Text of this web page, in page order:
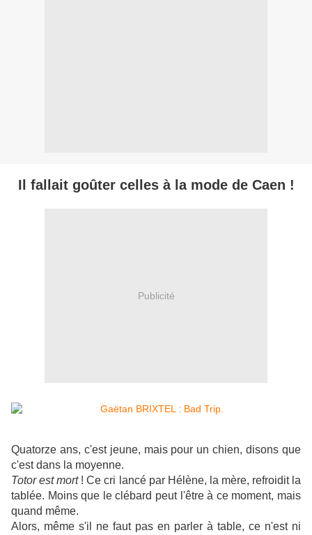
Il fallait goûter celles à la mode de Caen !
Publicité
Quatorze ans, c'est jeune, mais pour un chien, disons que
c'est dans la moyenne.
Totor est mort! Ce cri lancé par Hélène, la mère, refroidit la
tablée. Moins que le clébard peut l'être à ce moment, mais
quand même.
Alors, même s'il ne faut pas en parler à table, ce n'est ni